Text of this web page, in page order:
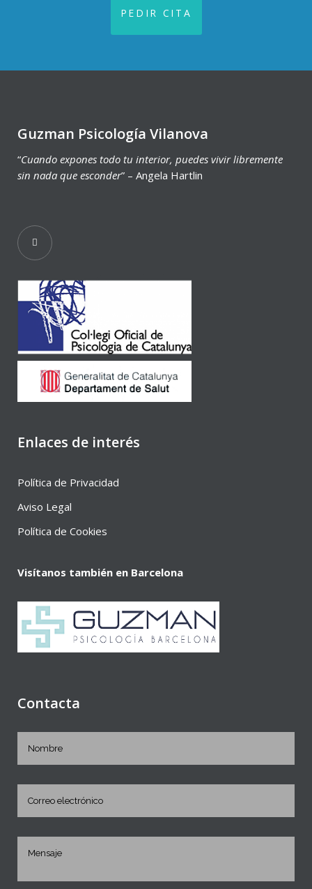
PEDIR CITA
Guzman Psicología Vilanova
“Cuando expones todo tu interior, puedes vivir libremente
sin nada que esconder” – Angela Hartlin
Enlaces de interés
Política de Privacidad
Aviso Legal
Política de Cookies
Visítanos también en Barcelona
Contacta